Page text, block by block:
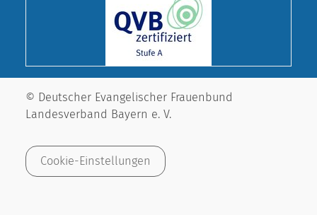
© Deutscher Evangelischer Frauenbund
Landesverband Bayern e. V.
Cookie-Einstellungen